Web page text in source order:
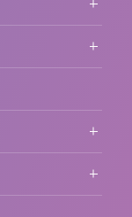
展示会・アワ
ムプロモーシ